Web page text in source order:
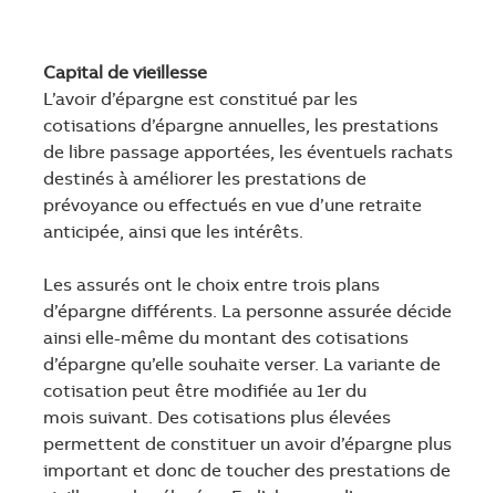
Capital de vieillesse
L’avoir d’épargne est constitué par les
cotisations d’épargne annuelles, les prestations
de libre passage apportées, les éventuels rachats
destinés à améliorer les prestations de
prévoyance ou effectués en vue d’une retraite
anticipée, ainsi que les intérêts.
Les assurés ont le choix entre trois plans
d’épargne différents. La personne assurée décide
ainsi elle-même du montant des cotisations
d’épargne qu’elle souhaite verser. La variante de
cotisation peut être modifiée au 1er du
mois suivant. Des cotisations plus élevées
permettent de constituer un avoir d’épargne plus
important et donc de toucher des prestations de